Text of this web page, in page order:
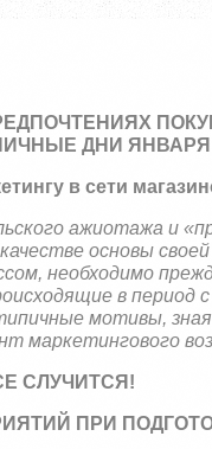
ДНИ ЯНВАРЯ
в сети
ажиотажа и
основы
необходимо
в период
мотивы,
маркетингового
СЛУЧИТСЯ!
ПРИ